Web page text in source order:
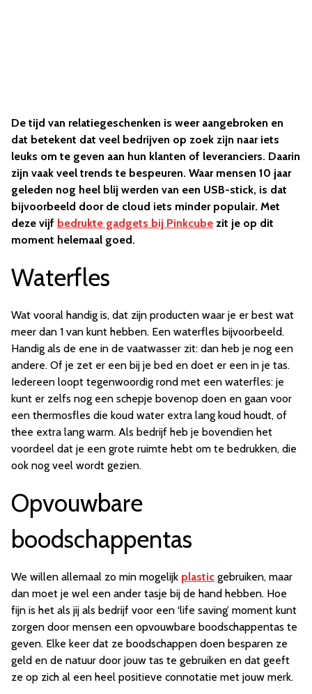
De tijd van relatiegeschenken is weer aangebroken en
dat betekent dat veel bedrijven op zoek zijn naar iets
leuks om te geven aan hun klanten of leveranciers. Daarin
zijn vaak veel trends te bespeuren. Waar mensen 10 jaar
geleden nog heel blij werden van een USB-stick, is dat
bijvoorbeeld door de cloud iets minder populair. Met
deze vijf bedrukte gadgets bij Pinkcube zit je op dit
moment helemaal goed.
Waterfles
Wat vooral handig is, dat zijn producten waar je er best wat
meer dan 1 van kunt hebben. Een waterfles bijvoorbeeld.
Handig als de ene in de vaatwasser zit: dan heb je nog een
andere. Of je zet er een bij je bed en doet er een in je tas.
Iedereen loopt tegenwoordig rond met een waterfles: je
kunt er zelfs nog een schepje bovenop doen en gaan voor
een thermosfles die koud water extra lang koud houdt, of
thee extra lang warm. Als bedrijf heb je bovendien het
voordeel dat je een grote ruimte hebt om te bedrukken, die
ook nog veel wordt gezien.
Opvouwbare
boodschappentas
We willen allemaal zo min mogelijk plastic gebruiken, maar
dan moet je wel een ander tasje bij de hand hebben. Hoe
fijn is het als jij als bedrijf voor een ‘life saving’ moment kunt
zorgen door mensen een opvouwbare boodschappentas te
geven. Elke keer dat ze boodschappen doen besparen ze
geld en de natuur door jouw tas te gebruiken en dat geeft
ze op zich al een heel positieve connotatie met jouw merk.